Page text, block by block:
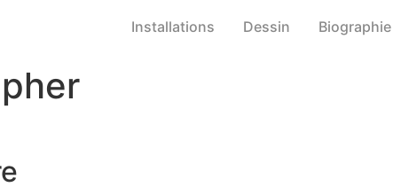
Installations Dessin Biographie